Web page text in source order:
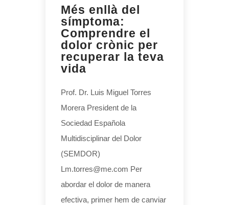
Més enllà del
símptoma:
Comprendre el
dolor crònic per
recuperar la teva
vida
Prof. Dr. Luis Miguel Torres
Morera President de la
Sociedad Española
Multidisciplinar del Dolor
(SEMDOR)
Lm.torres@me.com Per
abordar el dolor de manera
efectiva, primer hem de canviar